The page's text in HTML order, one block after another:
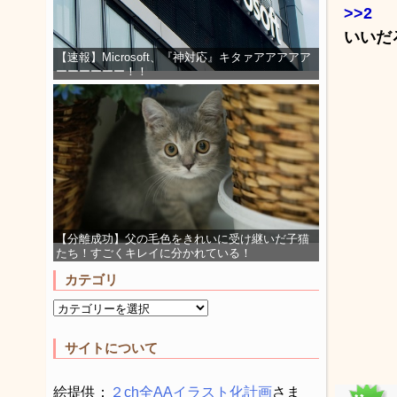
【速報】Microsoft、『神対応』キタァアアアアア
ーーーーーー！！
【分離成功】父の毛色をきれいに受け継いだ子猫
たち！すごくキレイに分かれている！
カテゴリ
サイトについて
絵提供： ２ch全AAイラスト化計画さま
>>2
いいだ